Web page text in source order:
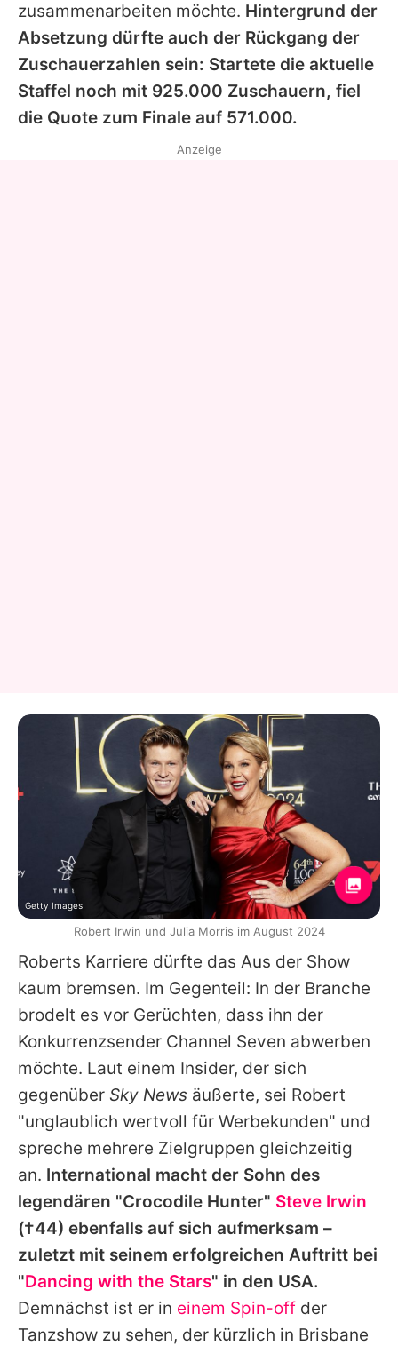
zusammenarbeiten möchte. Hintergrund der
Absetzung dürfte auch der Rückgang der
Zuschauerzahlen sein: Startete die aktuelle
Staffel noch mit 925.000 Zuschauern, fiel
die Quote zum Finale auf 571.000.
Roberts Karriere dürfte das Aus der Show
kaum bremsen. Im Gegenteil: In der Branche
brodelt es vor Gerüchten, dass ihn der
Konkurrenzsender Channel Seven abwerben
möchte. Laut einem Insider, der sich
gegenüber Sky News äußerte, sei Robert
"unglaublich wertvoll für Werbekunden" und
spreche mehrere Zielgruppen gleichzeitig
an. International macht der Sohn des
legendären "Crocodile Hunter" Steve Irwin
(†44) ebenfalls auf sich aufmerksam –
zuletzt mit seinem erfolgreichen Auftritt bei
"Dancing with the Stars" in den USA.
Demnächst ist er in einem Spin-off der
Tanzshow zu sehen, der kürzlich in Brisbane
Anzeige
Getty Images
Robert Irwin und Julia Morris im August 2024